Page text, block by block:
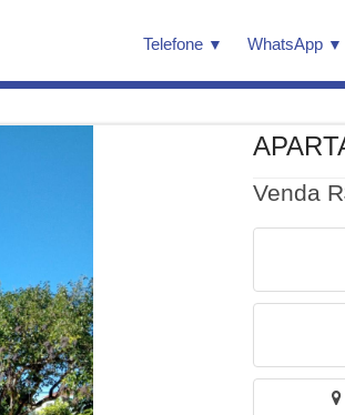
Telefone WhatsApp
Venda